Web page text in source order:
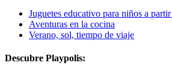
Juguetes educativo para niños a
Aventuras en la cocina
Verano, sol, tiempo de viaje
Descubre Playpolis: